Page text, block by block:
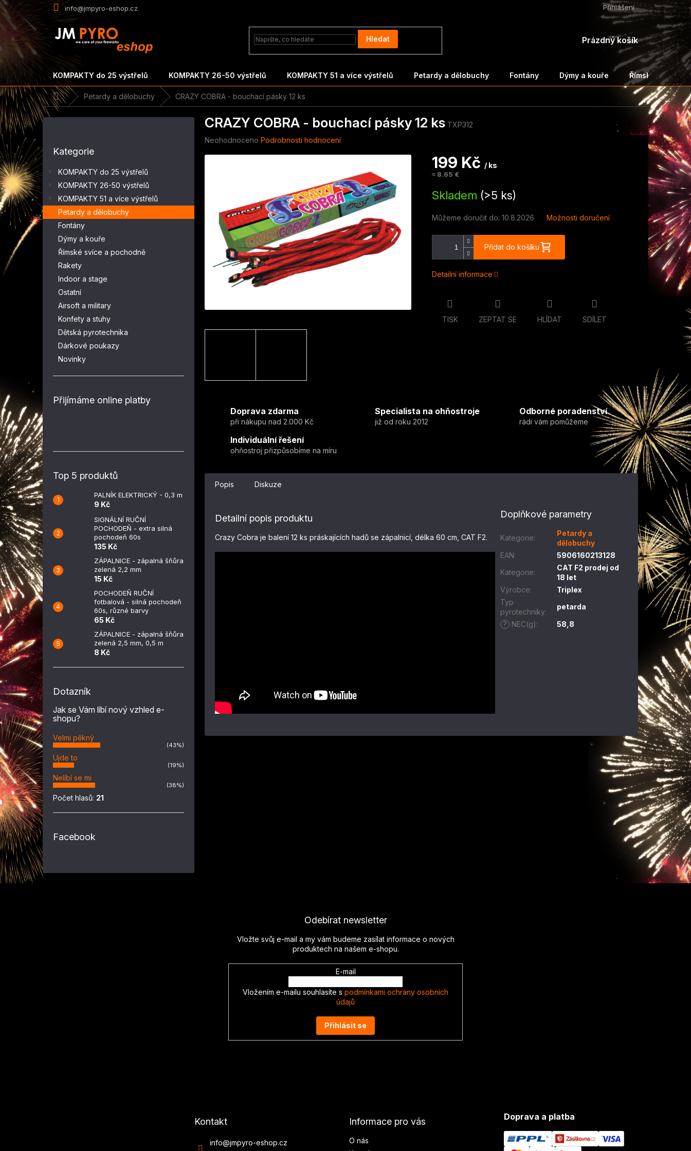
Přejít
na
obsah
info@jmpyro-eshop.cz Přihlášení
Hledat
NÁKUPNÍ
Prázdný košík
KOMPAKTY do 25 výstřelů KOMPAKTY 26-50 výstřelů KOMPAKTY 51 a více výstřelů Petardy a dělobuchy Fontány Dýmy a kouře Římské svíce a
Domů Petardy a dělobuchy CRAZY COBRA - bouchací pásky 12 ks
P
o
r
n
n
í
p
kategorie
Kategorie
KOMPAKTY do 25 výstřelů
KOMPAKTY 26-50 výstřelů
KOMPAKTY 51 a více výstřelů
Petardy a dělobuchy
Fontány
Dýmy a kouře
Římské svíce a pochodně
Rakety
Indoor a stage
Ostatní
Airsoft a military
Konfety a stuhy
Dětská pyrotechnika
Dárkové poukazy
Novinky
Přijímáme online platby
Top 5 produktů
PALNÍK ELEKTRICKÝ - 0,3 m
9 Kč
SIGNÁLNÍ RUČNÍ
POCHODEŇ - extra silná
pochodeň 60s
135 Kč
ZÁPALNICE - zápalná šňůra
zelená 2,2 mm
15 Kč
POCHODEŇ RUČNÍ
fotbalová - silná pochodeň
60s, různé barvy
65 Kč
ZÁPALNICE - zápalná šňůra
zelená 2,5 mm, 0,5 m
8 Kč
Dotazník
Jak se Vám líbí nový vzhled e-
shopu?
Velmi pěkný
(43%)
Ujde to
(19%)
Nelíbí se mi
(38%)
Počet hlasů: 21
Facebook
CRAZY COBRA - bouchací pásky 12 ks TXP312
Průměrné
hvězdiček.
Neohodnoceno Podrobnosti hodnocení
199 Kč / ks
≈ 8.65 €
cena:
Skladem (>5 ks)
Můžeme doručit do: 10.8.2026 Možnosti doručení
Přidat do košíku
Detailní informace
TISK ZEPTAT SE HLÍDAT SDÍLET
Doprava zdarma
při nákupu nad 2.000 Kč
Specialista na ohňostroje
již od roku 2012
Odborné poradenství
rádi vám pomůžeme
Individuální řešení
ohňostroj přizpůsobíme na míru
Popis Diskuze
Detailní popis produktu
Crazy Cobra je balení 12 ks práskajících hadů se zápalnicí, délka 60 cm, CAT F2.
Doplňkové parametry
Kategorie:
Petardy a
dělobuchy
EAN:
5906160213128
Kategorie:
CAT F2 prodej od
18 let
Výrobce:
Triplex
Typ
pyrotechniky:
petarda
?
NEC(g): 58,8
Odebírat newsletter
Vložte svůj e-mail a my vám budeme zasílat informace o nových
produktech na našem e-shopu.
E-mail
Vložením e-mailu souhlasíte s podmínkami ochrany osobních
údajů
Přihlásit se
Kontakt
info@jmpyro-eshop.cz
Informace pro vás
O nás
Doprava a platba